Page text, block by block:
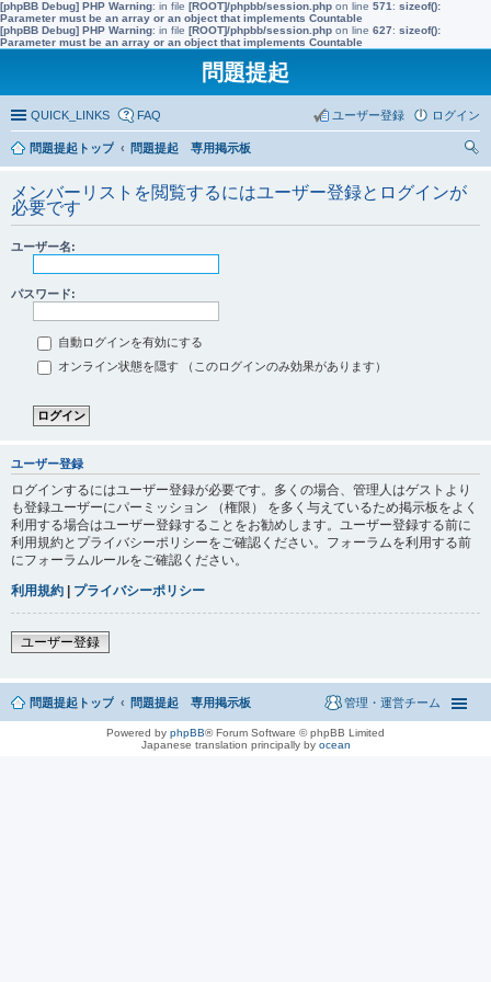
[phpBB Debug] PHP Warning: in file [ROOT]/phpbb/session.php on line 571 : sizeof():
Parameter must be an array or an object that implements Countable
[phpBB Debug] PHP Warning: in file [ROOT]/phpbb/session.php on line 627: sizeof():
Parameter must be an array or an object that implements Countable
問題提起
QUICK_LINKS FAQ ログイン
ユーザー登録
問題提起トップ
問題提起 専用掲示板
メンバーリストを閲覧するにはユーザー登録とログインが
必要です
ユーザー名:
パスワード:
自動ログインを有効にする
オンライン状態を隠す （このログインのみ効果があります）
ユーザー登録
ログインするにはユーザー登録が必要です。多くの場合、管理人はゲストより
も登録ユーザーにパーミッション （権限） を多く与えているため掲示板をよく
利用する場合はユーザー登録することをお勧めします。ユーザー登録する前に
利用規約とプライバシーポリシーをご確認ください。フォーラムを利用する前
にフォーラムルールをご確認ください。
利用規約 | プライバシーポリシー
ユーザー登録
問題提起トップ 問題提起 専用掲示板 管理・運営チーム
Powered by phpBB® Forum Software © phpBB Limited
Japanese translation principally by ocean